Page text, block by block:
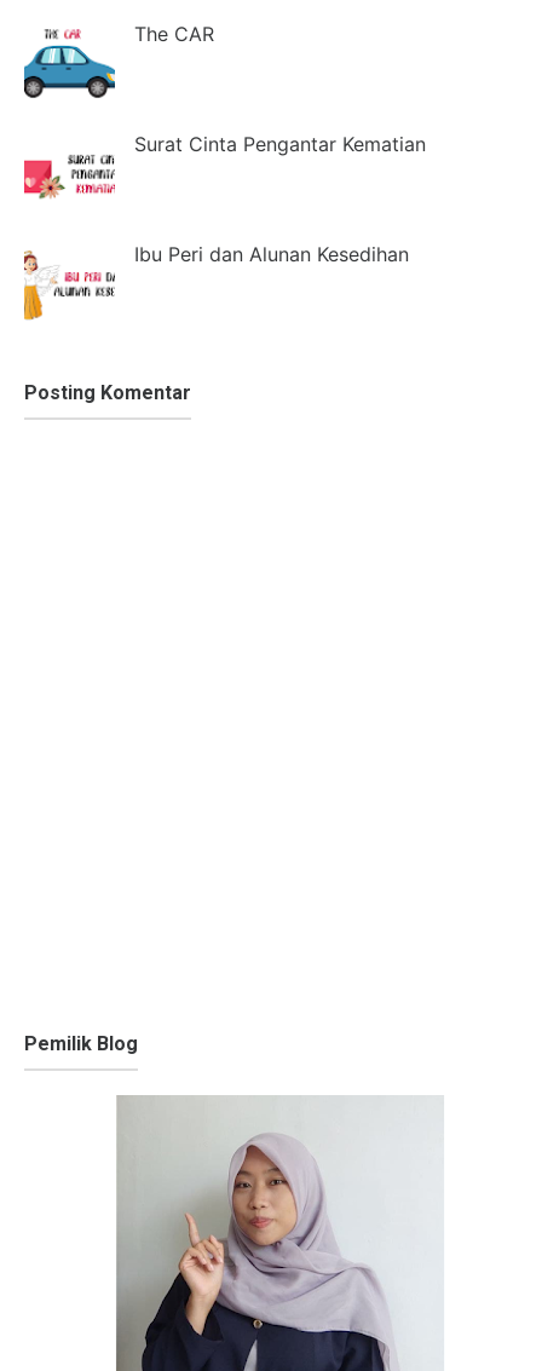
The CAR
Surat Cinta Pengantar Kematian
Ibu Peri dan Alunan Kesedihan
Posting Komentar
Pemilik Blog